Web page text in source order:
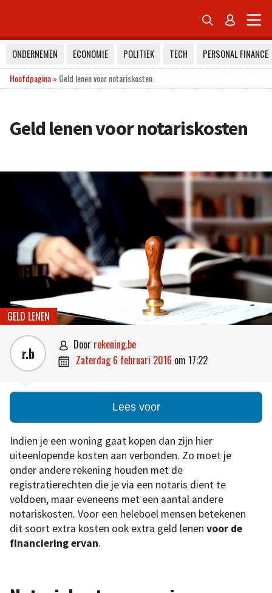
 
ONDERNEMEN ECONOMIE POLITIEK TECH
PERSONAL FINANCE
Hoofdpagina» Geld lenen voor notariskosten
Geld lenen voor notariskosten
GELD LENEN
r.b  door rekening.be
 zaterdag 6 februari 2016 om 17:22
Lees voor
Indien je een woning gaat kopen dan zijn hier
uiteenlopende kosten aan verbonden. Zo moet je
onder andere rekening houden met de
registratierechten die je via een notaris dient te
voldoen, maar eveneens met een aantal andere
notariskosten. Voor een heleboel mensen betekenen
dit soort extra kosten ook extra geld lenen voor de
financiering ervan.